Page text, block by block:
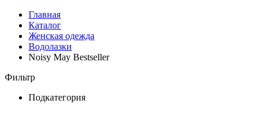
Главная
Каталог
Женская одежда
Водолазки
Noisy May Bestseller
Фильтр
Подкатегория